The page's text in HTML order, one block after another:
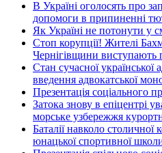
В Україні оголосять про
допомоги в припиненні
Як Україні не потонути у
Стоп корупції! Жителі
Чернігівщини виступають
Стан сучасної української
введення адвокатської
Презентація соціального
Затока знову в епіцентрі
морське узбережжя
Баталії навколо столичної
юнацької спортивної